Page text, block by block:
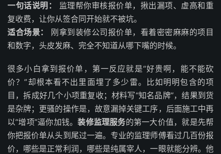
一句话说明：
监理帮你审核报价单，揪出漏项、虚高和重
复收费，让你从签合同开始就不被坑。
适合场景：
刚拿到装修公司报价单，看着密密麻麻的项目
和数字，头皮发麻、完全不知道从哪下嘴的时候。
很多小白拿到报价单，第一反应就是“好贵啊，能不能砍
价？”却根本看不出里面埋了多少雷。比如明明包含的项
目，拆成好几个小项重复收；材料写“知名品牌”，结果到货
是杂牌；更骚的操作是，故意漏掉关键工序，后面施工中再
以“增项”逼你加钱。装修监理服务的第一大价值，就是先帮
你把报价单从头到尾过一遍。专业的监理师傅看过几百份报
价，哪些是正常利润，哪些是纯属宰人，一眼就能分辨。他